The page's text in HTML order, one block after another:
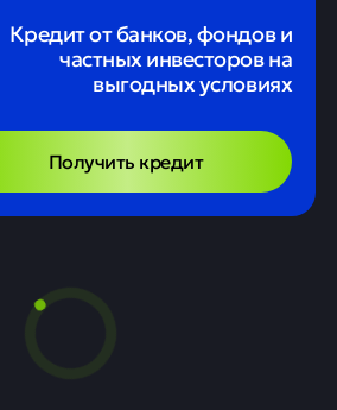
Кредит от банков, фондов и
частных инвесторов на
выгодных условиях
Получить кредит